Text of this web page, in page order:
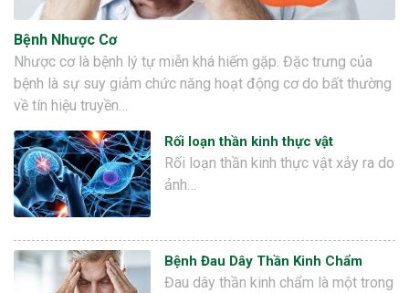
Bệnh Nhược Cơ
Nhược cơ là bệnh lý tự miễn khá hiếm gặp. Đặc trưng của
bệnh là sự suy giảm chức năng hoạt động cơ do bất thường
về tín hiệu truyền…
Rối loạn thần kinh thực vật
Rối loạn thần kinh thực vật xảy ra do
ảnh…
Bệnh Đau Dây Thần Kinh Chẩm
Đau dây thần kinh chẩm là một trong